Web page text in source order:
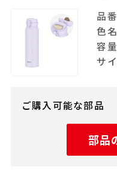
品
色名
容
サ
ご購入可能な部品
部品